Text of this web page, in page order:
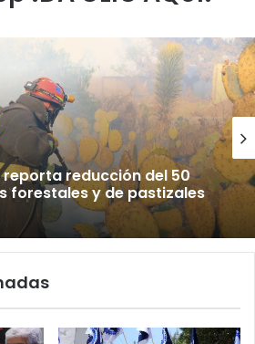
reporta reducción del 50
forestales y de pastizales